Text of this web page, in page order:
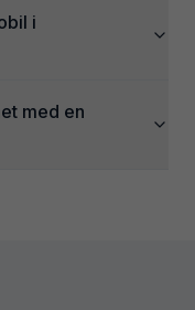
i
med en